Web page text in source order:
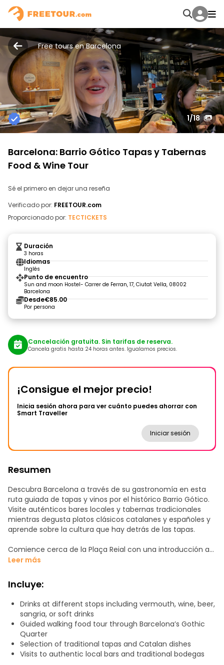
Free tours en Barcelona
1/18
Barcelona: Barrio Gótico Tapas y Tabernas
Food & Wine Tour
Sé el primero en dejar una reseña
Verificado por: FREETOUR.com
Proporcionado por: TECTICKETS
Duración
3 horas
Idiomas
Inglés
Punto de encuentro
Sun and moon Hostel- Carrer de Ferran, 17, Ciutat Vella, 08002
Barcelona
Desde€85.00
Por persona
Cancelación gratuita. Sin tarifas de reserva.
Cancela gratis hasta 24 horas antes. Igualamos precios.
¡Consigue el mejor precio!
Inicia sesión ahora para ver cuánto puedes ahorrar con
Smart Traveller
Iniciar sesión
Resumen
Descubra Barcelona a través de su gastronomía en esta
ruta guiada de tapas y vinos por el histórico Barrio Gótico.
Visite auténticos bares locales y tabernas tradicionales
mientras degusta platos clásicos catalanes y españoles y
aprende sobre la cultura que hay detrás de las tapas.
Comience cerca de la Plaça Reial con una introducción a
la cultura de las tapas de Barcelona y a la tradición del
animado bar de pintxos para disfrutar de dos pintxos de su
elección con una bebida, mientras su guía le explica los
orígenes de las tapas y su papel en la vida cotidiana.
A continuación, visite el emblemático Bar La Plata para
degustar pescado frito fresco y experimentar el consumo
de vino en un porrón tradicional. Continúe hasta la Bodega
Vasconia, donde probará tortilla española, croquetas y
pimientos de padrón con sangría mientras aprende sobre
Leer más
Incluye:
Drinks at different stops including vermouth, wine, beer,
sangria, or soft drinks
Guided walking food tour through Barcelona’s Gothic
Quarter
Selection of traditional tapas and Catalan dishes
Visits to authentic local bars and traditional bodegas